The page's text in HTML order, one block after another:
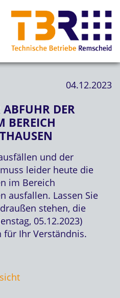
04.12.2023
DER
BEREICH
und der
leider heute die
im Bereich
ausfallen. Lassen Sie
stehen, die
05.12.2023)
für Ihr Verständnis.